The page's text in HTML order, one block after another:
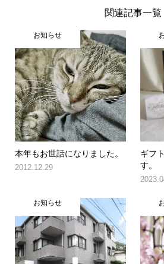
関連記事一覧
お知らせ
本年もお世話になりました。
2012.12.29
ギフ
す。
お知らせ